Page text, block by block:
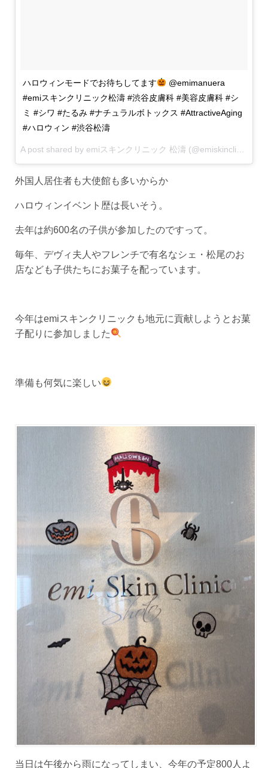
ハロウィンモードでお待ちしてます
@emimanuera
#emiスキンクリニック松濤 #渋谷皮膚科 #美容皮膚科 #シ
ミ #シワ #たるみ #ナチュラルボトックス #AttractiveAging
#ハロウィン #渋谷松濤
外国人居住者も大使館も多いからか
ハロウィンイベント歴は長いそう。
去年は約600名の子供が参加したのですって。
毎年、デヴィ夫人やフレンチで有名なシェ・松尾のお
店なども子供たちにお菓子を配っています。
今年はemiスキンクリニックも地元に貢献しようとお菓
子配りに参加しました
準備も何気に楽しい
当日は午後から雨になってしまい、今年の予定800人よ